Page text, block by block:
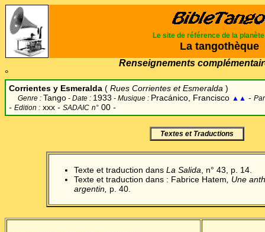
Le site de référence de la planète
La tangothèque
Renseignements
°
Corrientes y Esmeralda ( Rues Corrientes et Esmeralda )
Genre : Tango - Date : 1933 - Musique : Pracánico, Francisco ▲▲ -
- Edition : xxx - SADAIC n° 00 -
Textes et Traductions
Texte et traduction dans La Salida , n° 43, p. 14.
Texte et traduction dans : Fabrice Hatem , Une
argentin, p. 40.